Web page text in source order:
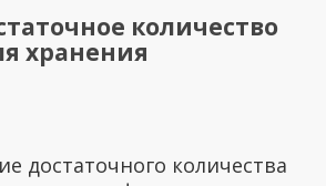
количество
хранения
достаточного количества